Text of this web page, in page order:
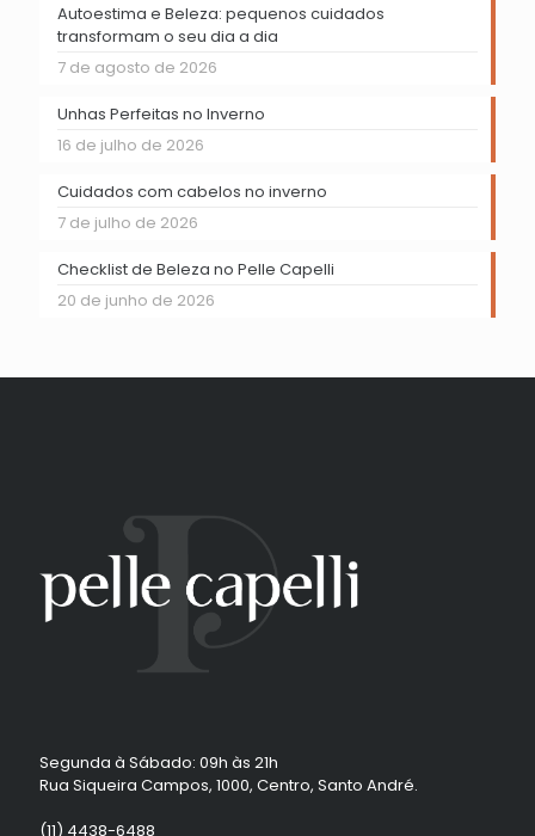
Autoestima e Beleza: pequenos cuidados
transformam o seu dia a dia
7 de agosto de 2026
Unhas Perfeitas no Inverno
16 de julho de 2026
Cuidados com cabelos no inverno
7 de julho de 2026
Checklist de Beleza no Pelle Capelli
20 de junho de 2026
Segunda à Sábado: 09h às 21h
Rua Siqueira Campos, 1000, Centro, Santo André.
(11) 4438-6488